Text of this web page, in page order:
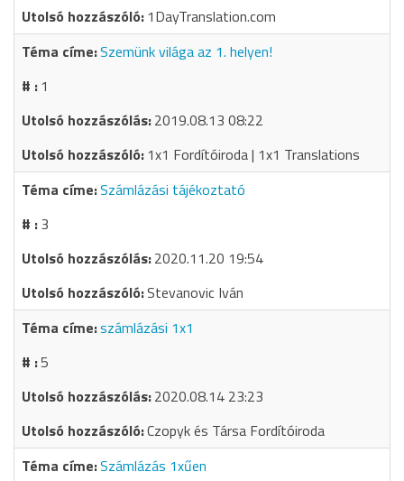
1DayTranslation.com
Szemünk világa az 1. helyen!
1
2019.08.13 08:22
1x1 Fordítóiroda | 1x1 Translations
Számlázási tájékoztató
3
2020.11.20 19:54
Stevanovic Iván
számlázási 1x1
5
2020.08.14 23:23
Czopyk és Társa Fordítóiroda
Számlázás 1xűen